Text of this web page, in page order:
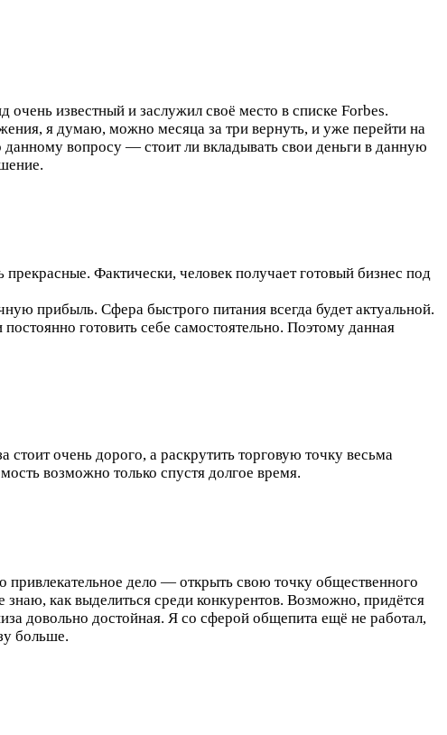
известный и заслужил своё место в списке Forbes.
я думаю, можно месяца за три вернуть, и уже перейти на
вопросу — стоит ли вкладывать свои деньги в данную
Фактически, человек получает готовый бизнес под
прибыль. Сфера быстрого питания всегда будет актуальной.
готовить себе самостоятельно. Поэтому данная
очень дорого, а раскрутить торговую точку весьма
возможно только спустя долгое время.
дело — открыть свою точку общественного
как выделиться среди конкурентов. Возможно, придётся
довольно достойная. Я со сферой общепита ещё не работал,
больше.